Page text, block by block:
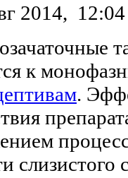
2014, 12:04
к
.
слизистого